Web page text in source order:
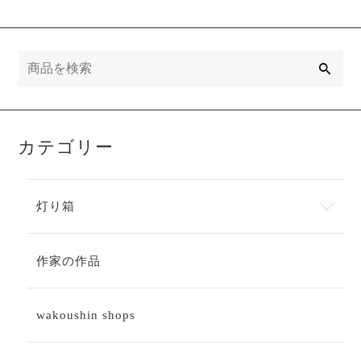
カテゴリー
灯り箱
作家の作品
wakoushin shops